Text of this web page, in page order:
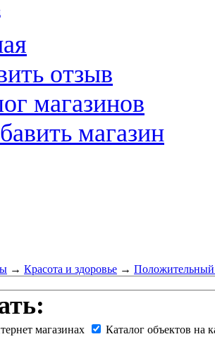
отзыв
магазинов
магазин
→ Красота и здоровье → Положительный
магазинах Каталог объектов на